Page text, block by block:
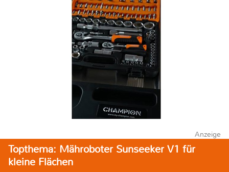
Anzeige
Topthema: Mähroboter Sunseeker V1 für
kleine Flächen